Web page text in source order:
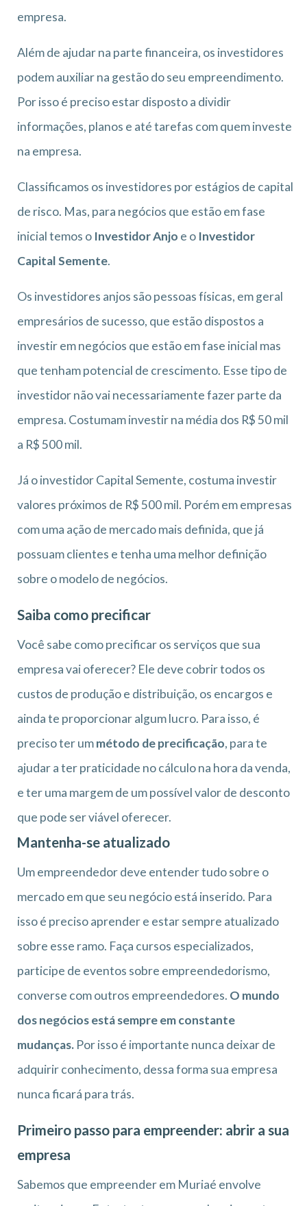
empresa.
Além de ajudar na parte financeira, os investidores
podem auxiliar na gestão do seu empreendimento.
Por isso é preciso estar disposto a dividir
informações, planos e até tarefas com quem investe
na empresa.
Classificamos os investidores por estágios de capital
de risco. Mas, para negócios que estão em fase
inicial temos o Investidor Anjo e o Investidor
Capital Semente.
Os investidores anjos são pessoas físicas, em geral
empresários de sucesso, que estão dispostos a
investir em negócios que estão em fase inicial mas
que tenham potencial de crescimento. Esse tipo de
investidor não vai necessariamente fazer parte da
empresa. Costumam investir na média dos R$ 50 mil
a R$ 500 mil.
Já o investidor Capital Semente, costuma investir
valores próximos de R$ 500 mil. Porém em empresas
com uma ação de mercado mais definida, que já
possuam clientes e tenha uma melhor definição
sobre o modelo de negócios.
Saiba como precificar
Você sabe como precificar os serviços que sua
empresa vai oferecer? Ele deve cobrir todos os
custos de produção e distribuição, os encargos e
ainda te proporcionar algum lucro. Para isso, é
preciso ter ummétodo de precificação, para te
ajudar a ter praticidade no cálculo na hora da venda,
e ter uma margem de um possível valor de desconto
que pode ser viável oferecer.
Mantenha-se atualizado
Um empreendedor deve entender tudo sobre o
mercado em que seu negócio está inserido. Para
isso é preciso aprender e estar sempre atualizado
sobre esse ramo. Faça cursos especializados,
participe de eventos sobre empreendedorismo,
converse com outros empreendedores. O mundo
dos negócios está sempre em constante
mudanças. Por isso é importante nunca deixar de
adquirir conhecimento, dessa forma sua empresa
nunca ficará para trás.
Primeiro passo para empreender: abrir a sua
empresa
Sabemos que empreender em Muriaé envolve